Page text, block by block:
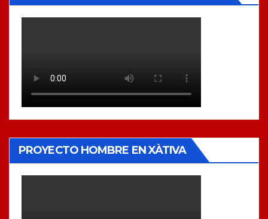
PROYECTO HOMBRE EN XÀTIVA